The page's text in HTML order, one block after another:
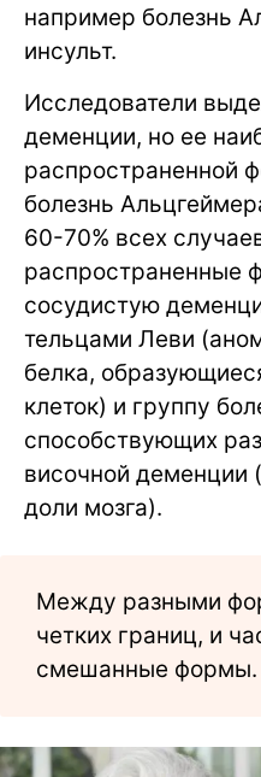
например болезнь
инсульт.
Исследователи
деменции, но ее
распространенной
болезнь
60-70% всех
распространенные
сосудистую
тельцами Леви
белка,
клеток) и группу
способствующих
височной деменции
доли мозга).
Между разными
четких границ, и
смешанные формы.